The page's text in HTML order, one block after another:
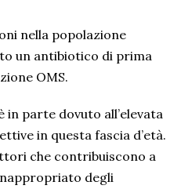
nella popolazione
un antibiotico di prima
OMS.
parte dovuto all’elevata
in questa fascia d’età.
che contribuiscono a
degli